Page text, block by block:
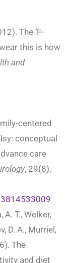
The ‘F-
this is how
and
centered
conceptual
care
, 29(8),
A. T., Welker,
D. A., Murriel,
The
and diet